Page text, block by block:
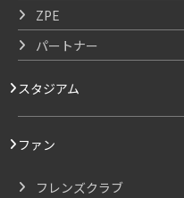
ZPE
パートナー
スタジアム
ファン
フレンズクラブ